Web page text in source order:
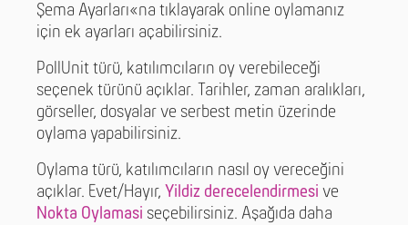
Şema Ayarları«na tıklayarak online oylamanız
için ek ayarları açabilirsiniz.
PollUnit türü, katılımcıların oy verebileceği
seçenek türünü açıklar. Tarihler, zaman aralıkları,
görseller, dosyalar ve serbest metin üzerinde
oylama yapabilirsiniz.
Oylama türü, katılımcıların nasıl oy vereceğini
açıklar. Evet/Hayır, Yildiz derecelendirmesi ve
Nokta Oylamasi seçebilirsiniz. Aşağıda daha